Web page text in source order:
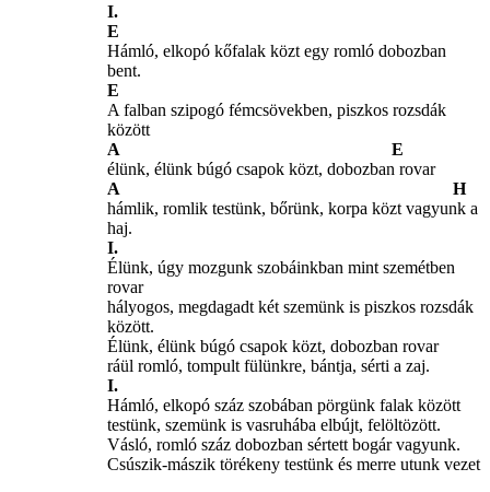
I.
E
Hámló, elkopó kőfalak közt egy romló dobozban
bent.
E
A falban szipogó fémcsövekben, piszkos rozsdák
között
A E
élünk, élünk búgó csapok közt, dobozban rovar
A H
hámlik, romlik testünk, bőrünk, korpa közt vagyunk a
haj.
I.
Élünk, úgy mozgunk szobáinkban mint szemétben
rovar
hályogos, megdagadt két szemünk is piszkos rozsdák
között.
Élünk, élünk búgó csapok közt, dobozban rovar
ráül romló, tompult fülünkre, bántja, sérti a zaj.
I.
Hámló, elkopó száz szobában pörgünk falak között
testünk, szemünk is vasruhába elbújt, felöltözött.
Vásló, romló száz dobozban sértett bogár vagyunk.
Csúszik-mászik törékeny testünk és merre utunk vezet